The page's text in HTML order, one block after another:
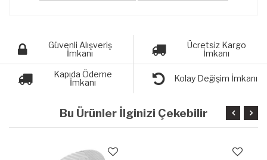
Güvenli Alışveriş
İmkanı
Ücretsiz Kargo
İmkanı
Kapıda Ödeme
İmkanı
Kolay Değişim İmkanı
Bu Ürünler İlginizi Çekebilir